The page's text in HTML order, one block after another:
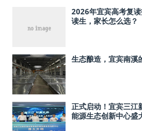
2026年宜宾高考复
读生，家长怎么选？
生态酿造，宜宾南溪
正式启动！宜宾三江
能源生态创新中心盛